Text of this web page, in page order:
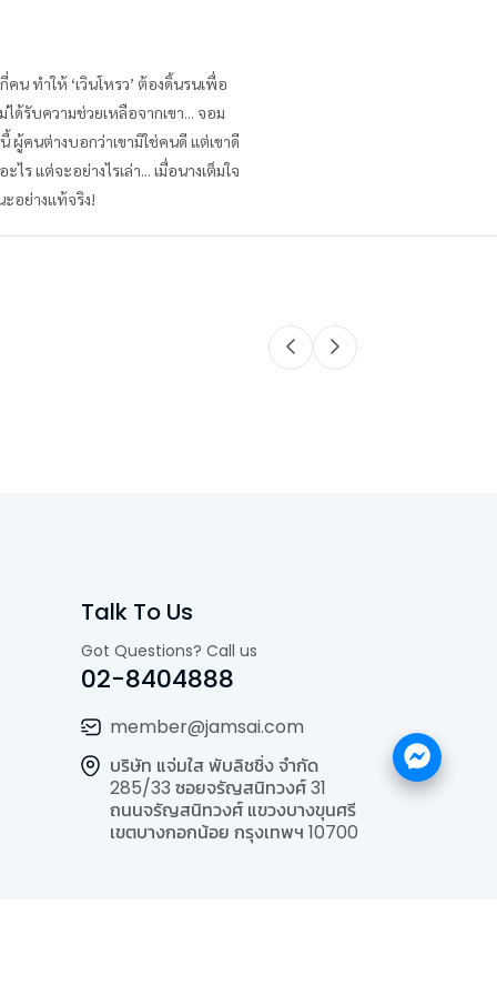
น ทำให้ ‘เวินโหรว’ ต้องดิ้นรนเพื่อ
ด้รับความช่วยเหลือจากเขา... จอม
ผู้คนต่างบอกว่าเขามิใช่คนดี แต่เขาดี
แต่จะอย่างไรเล่า... เมื่อนางเต็มใจ
อย่างแท้จริง!
Talk To Us
Got Questions? Call us
02-8404888
member@jamsai.com
บริษัท แจ่มใส พับลิชชิ่ง จำกัด
285/33 ซอยจรัญสนิทวงศ์ 31
ถนนจรัญสนิทวงศ์ แขวงบางขุนศรี
เขตบางกอกน้อย กรุงเทพฯ 10700